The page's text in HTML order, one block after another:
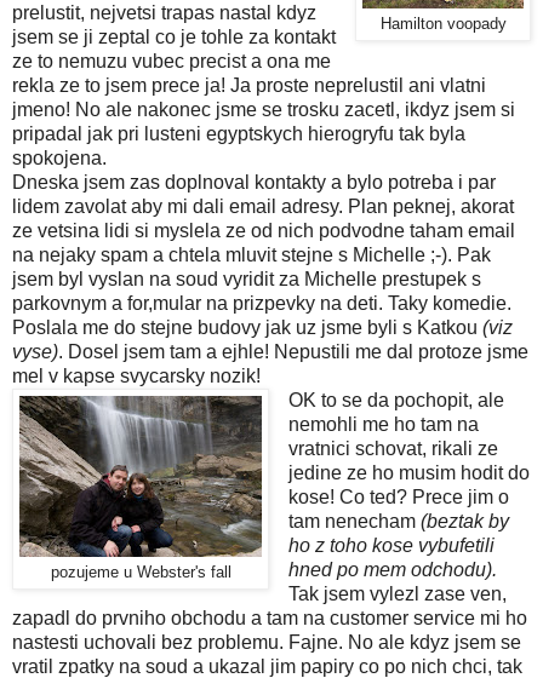
Hamilton voopady
prelustit, nejvetsi trapas nastal kdyz
jsem se ji zeptal co je tohle za kontakt
ze to nemuzu vubec precist a ona me
rekla ze to jsem prece ja! Ja proste neprelustil ani vlatni
jmeno! No ale nakonec jsme se trosku zacetl, ikdyz jsem si
pripadal jak pri lusteni egyptskych hierogryfu tak byla
spokojena.
Dneska jsem zas doplnoval kontakty a bylo potreba i par
lidem zavolat aby mi dali email adresy. Plan peknej, akorat
ze vetsina lidi si myslela ze od nich podvodne taham email
na nejaky spam a chtela mluvit stejne s Michelle ;-). Pak
jsem byl vyslan na soud vyridit za Michelle prestupek s
parkovnym a for,mular na prizpevky na deti. Taky komedie.
Poslala me do stejne budovy jak uz jsme byli s Katkou (viz
vyse). Dosel jsem tam a ejhle! Nepustili me dal protoze jsme
mel v kapse svycarsky nozik!
pozujeme u Webster's fall
OK to se da pochopit, ale
nemohli me ho tam na
vratnici schovat, rikali ze
jedine ze ho musim hodit do
kose! Co ted? Prece jim o
tam nenecham (beztak by
ho z toho kose vybufetili
hned po mem odchodu).
Tak jsem vylezl zase ven,
zapadl do prvniho obchodu a tam na customer service mi ho
nastesti uchovali bez problemu. Fajne. No ale kdyz jsem se
vratil zpatky na soud a ukazal jim papiry co po nich chci, tak